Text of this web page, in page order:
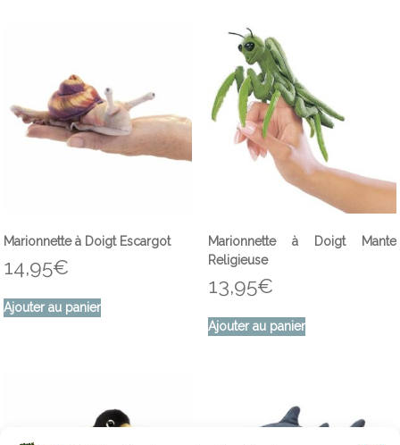
Marionnette à Doigt Escargot
14,95€
Ajouter au panier
Marionnette à Doigt Mante
Religieuse
13,95€
Ajouter au panier